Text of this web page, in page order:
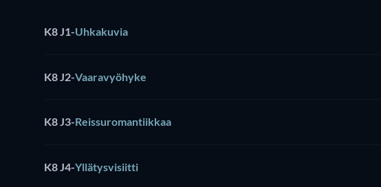
K8 J1-Uhkakuvia
K8 J2-Vaaravyöhyke
K8 J3-Reissuromantiikkaa
K8 J4-Yllätysvisiitti